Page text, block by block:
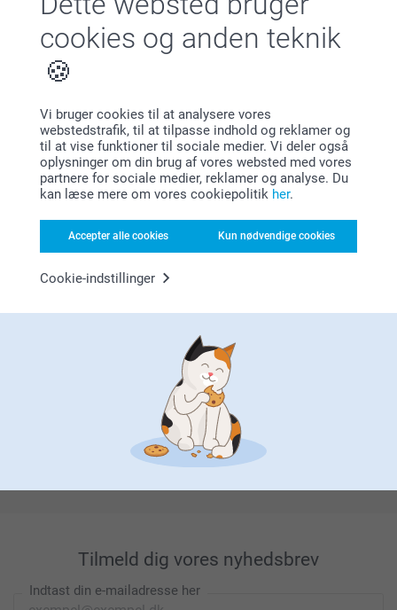
cookies og anden teknik
Vi bruger cookies til at analysere vores
webstedstrafik, til at tilpasse indhold og reklamer og
til at vise funktioner til sociale medier. Vi deler også
oplysninger om din brug af vores websted med vores
partnere for sociale medier, reklamer og analyse. Du
kan læse mere om vores cookiepolitik her.
Accepter alle cookies Kun nødvendige cookies
Cookie-indstillinger
Bonus på alle dine køb
Førsteklasses kundeservice!
Tilmeld dig vores nyhedsbrev
Indtast din e-mailadresse her